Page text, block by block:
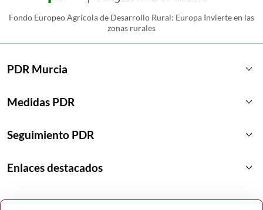
Fondo Europeo Agrícola de Desarrollo Rural: Europa Invierte en las
zonas rurales
PDR Murcia keyboard_arrow_down
Medidas PDR keyboard_arrow_down
Seguimiento PDR keyboard_arrow_down
Enlaces destacados keyboard_arrow_down